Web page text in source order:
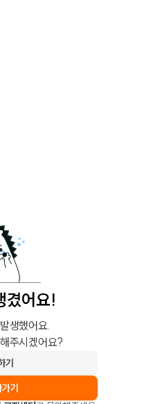
겼어요!
생했어요.
주시겠어요?
기
기